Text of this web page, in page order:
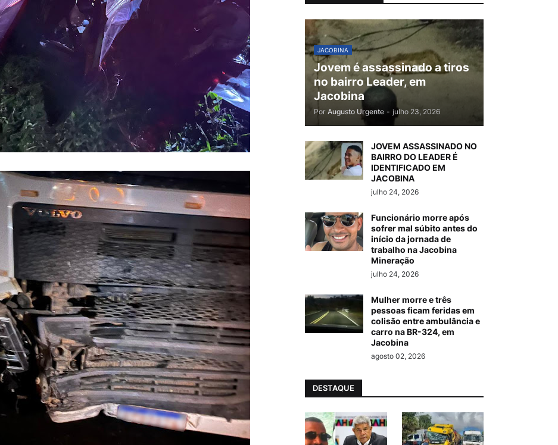
JACOBINA
Jovem é assassinado a tiros
no bairro Leader, em
Jacobina
Por Augusto Urgente - julho 23, 2026
JOVEM ASSASSINADO NO
BAIRRO DO LEADER É
IDENTIFICADO EM
JACOBINA
julho 24, 2026
Funcionário morre após
sofrer mal súbito antes do
início da jornada de
trabalho na Jacobina
Mineração
julho 24, 2026
Mulher morre e três
pessoas ficam feridas em
colisão entre ambulância e
carro na BR-324, em
Jacobina
agosto 02, 2026
DESTAQUE